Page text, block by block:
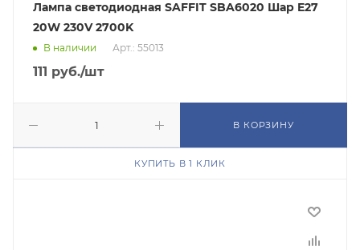
Лампа светодиодная SAFFIT SBA6020 Шар E27
20W 230V 2700K
В наличии Арт.: 55013
111 руб./шт
В КОРЗИНУ
КУПИТЬ В 1 КЛИК